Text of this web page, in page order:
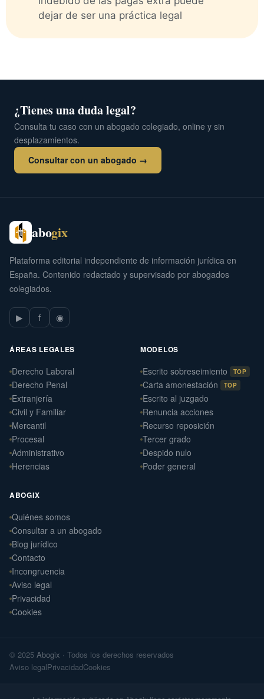
dejar de ser una práctica legal
¿Tienes una duda legal?
Consulta tu caso con un abogado colegiado, online y sin
desplazamientos.
Consultar con un abogado →
abogix
Plataforma editorial independiente de información jurídica en
España. Contenido redactado y supervisado por abogados
colegiados.
▶ f ◉
ÁREAS LEGALES
Derecho Laboral
Derecho Penal
Extranjería
Civil y Familiar
Mercantil
Procesal
Administrativo
Herencias
MODELOS
Escrito sobreseimiento TOP
Carta amonestación TOP
Escrito al juzgado
Renuncia acciones
Recurso reposición
Tercer grado
Despido nulo
Poder general
ABOGIX
Quiénes somos
Consultar a un abogado
Blog jurídico
Contacto
Incongruencia
Aviso legal
Privacidad
Cookies
© 2025 Abogix · Todos los derechos reservados
Aviso legalPrivacidadCookies
Daniel Ramos Illanes
Derecho Laboral
📍 Sevilla
Laterna Abogados
📍 Santiago de Compostela
Arteaga Abogados
Derecho Civil